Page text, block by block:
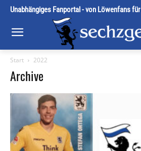
Unabhängiges Fanportal - von Löwenfans
Start 2022
Archive